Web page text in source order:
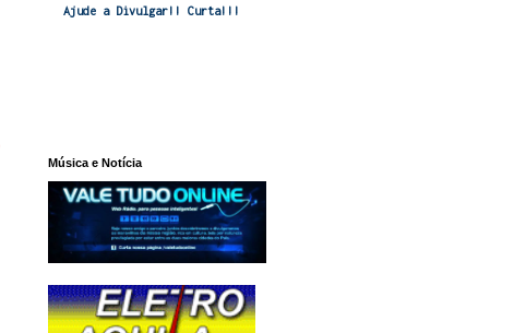
Ajude a Divulgar!! Curta!!!
Música e Notícia